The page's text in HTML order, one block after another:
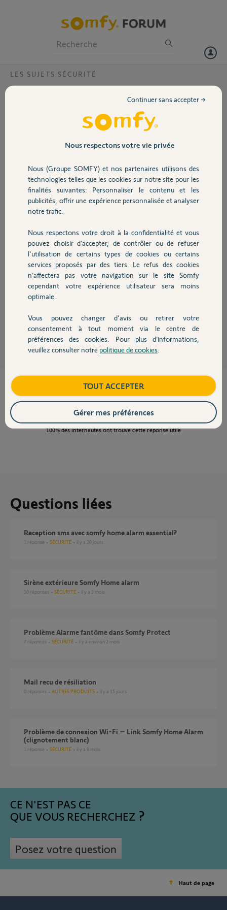
Volet
Sécurité
Domotique
Chauffage
Autres produits
Devis avec un pro
Contact
LES SUJETS SÉCURITÉ
installer une alarme "somfy home" dans un
autre logement, mais sur l'application de
mon téléphone
appart, mais sur mon application
Gérard K.
il y a plus de 7 ans
Participer au fil de discussion
Bonjour Gérard,
Il vous suffit de créer une autre installation : toucher le haut de
l'application puis "ajouter une installation".
Vous passerez ensuite de l'une à l'autre en touchant au même endroit.
Anonyme il y a plus de 7 ans
Cette réponse vous a-t-elle aidé ?
NON
100%des internautes ont trouvé cette réponse utile
Questions liées
reception sms avec somfy home alarm essential?
1 réponse SÉCURITÉ il y a 20 jours
Sirène extérieure Somfy Home alarm
10 réponses SÉCURITÉ il y a 3 mois
Problème Alarme fantôme dans Somfy Protect
7 réponses SÉCURITÉ il y a environ 2 mois
Mail recu de résiliation
0 réponses AUTRES PRODUITS il y a 15 jours
Problème de connexion Wi-Fi – Link Somfy Home Alarm
(clignotement blanc)
1 réponse SÉCURITÉ il y a 8 mois
CE N'EST PAS CE
QUE VOUS RECHERCHEZ
Posez votre question
Haut de page
Nous respectons votre vie privée
Nous (Groupe SOMFY) et nos partenaires utilisons des
technologies telles que les cookies sur notre site pour les
finalités suivantes: Personnaliser le contenu et les
publicités, offrir une expérience personnalisée et analyser
notre trafic.
Nous respectons votre droit à la confidentialité et vous
pouvez choisir d’accepter, de contrôler ou de refuser
l'utilisation de certains types de cookies ou certains
services proposés par des tiers. Le refus des cookies
n’affectera pas votre navigation sur le site Somfy
cependant votre expérience utilisateur sera moins
optimale.
Vous pouvez changer d'avis ou retirer votre
consentement à tout moment via le centre de
préférences des cookies. Pour plus d’informations,
veuillez consulter notre politique de cookies
Continuer sans accepter →
TOUT ACCEPTER
Gérer mes préférences